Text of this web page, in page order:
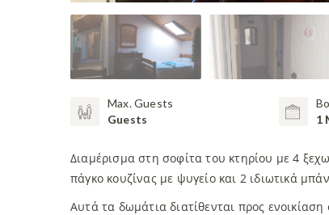
Max. Guests
Guests
1
Διαμέρισμα στη σοφίτα του κτηρίου με 4
πάγκο κουζίνας με ψυγείο και 2 ιδιωτικά
Αυτά τα δωμάτια διατίθενται προς